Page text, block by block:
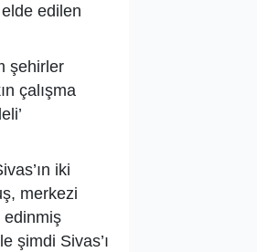
edilen
şehirler
çalışma
iki
merkezi
edinmiş
şimdi Sivas’ı